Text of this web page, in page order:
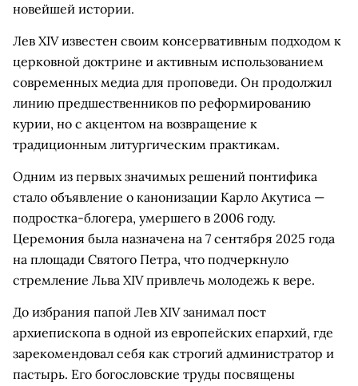
новейшей истории.
Лев XIV известен своим консервативным подходом к
церковной доктрине и активным использованием
современных медиа для проповеди. Он продолжил
линию предшественников по реформированию
курии, но с акцентом на возвращение к
традиционным литургическим практикам.
Одним из первых значимых решений понтифика
стало объявление о канонизации Карло Акутиса —
подростка-блогера, умершего в 2006 году.
Церемония была назначена на 7 сентября 2025 года
на площади Святого Петра, что подчеркнуло
стремление Льва XIV привлечь молодежь к вере.
До избрания папой Лев XIV занимал пост
архиепископа в одной из европейских епархий, где
зарекомендовал себя как строгий администратор и
пастырь. Его богословские труды посвящены